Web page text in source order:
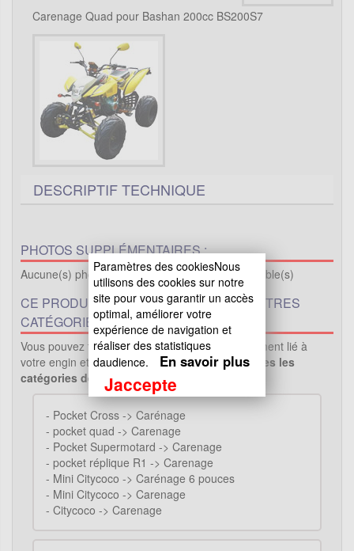
Carenage Quad pour Bashan 200cc BS200S7
DESCRIPTIF TECHNIQUE
PHOTOS SUPPLÉMENTAIRES :
Aucune(s) photo(s) supplémentaire(s) de disponible(s)
CE PRODUIT EST PROPOSÉ DANS D'AUTRES
CATÉGORIES
Vous pouvez trouver ici le même produit directement lié à
votre engin et vérifier la compatibiliter..(Voir toutes les
catégories de ce produit..
- Pocket Cross -> Carénage
- pocket quad -> Carenage
- Pocket Supermotard -> Carenage
- pocket réplique R1 -> Carenage
- Mini Citycoco -> Carénage 6 pouces
- Mini Citycoco -> Carenage
- Citycoco -> Carenage
Paramètres des cookiesNous
utilisons des cookies sur notre
site pour vous garantir un accès
optimal, améliorer votre
expérience de navigation et
réaliser des statistiques
daudience.
En savoir plus
Jaccepte